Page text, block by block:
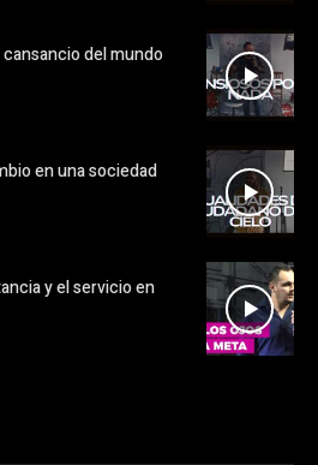
del mundo
en una sociedad
y el servicio en